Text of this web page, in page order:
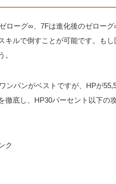
ローグ∞、7Fは進化後のゼロー
キルで倒すことが可能です。も
。
ンパンがベストですが、HPが
徹底し、HP30パーセント以下の
ク